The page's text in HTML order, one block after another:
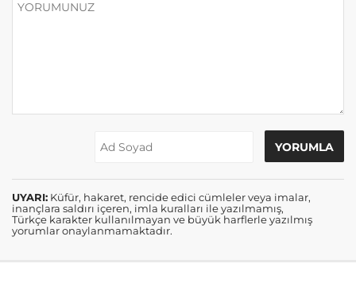
UYARI: Küfür, hakaret, rencide edici cümleler veya imalar,
inançlara saldırı içeren, imla kuralları ile yazılmamış,
Türkçe karakter kullanılmayan ve büyük harflerle yazılmış
yorumlar onaylanmamaktadır.